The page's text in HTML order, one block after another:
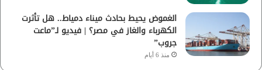
الغموض يحيط بحادث ميناء دمياط.. هل تأثرت
الكهرباء والغاز في مصر؟ | فيديو لـ”ماعت
جروب”
منذ 6 أيام